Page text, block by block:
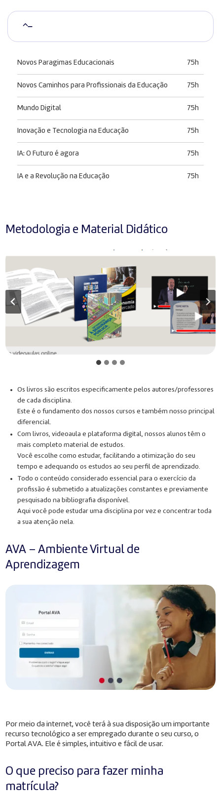
–
Novos Paragimas Educacionais 75h
Novos Caminhos para Profissionais da Educação 75h
Mundo Digital 75h
Inovação e Tecnologia na Educação 75h
IA: O Futuro é agora 75h
IA e a Revolução na Educação 75h
Metodologia e Material Didático
Os livros são escritos especificamente pelos autores/professores
de cada disciplina.
Este é o fundamento dos nossos cursos e também nosso principal
diferencial.
Com livros, videoaula e plataforma digital, nossos alunos têm o
mais completo material de estudos.
Você escolhe como estudar, facilitando a otimização do seu
tempo e adequando os estudos ao seu perfil de aprendizado.
Todo o conteúdo considerado essencial para o exercício da
profissão é submetido a atualizações constantes e previamente
pesquisado na bibliografia disponível.
Aqui você pode estudar uma disciplina por vez e concentrar toda
a sua atenção nela.
AVA – Ambiente Virtual de
Aprendizagem
Por meio da internet, você terá à sua disposição um importante
recurso tecnológico a ser empregado durante o seu curso, o
Portal AVA. Ele é simples, intuitivo e fácil de usar.
O que preciso para fazer minha
matrícula?